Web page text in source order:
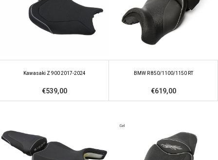
Kawasaki Z 900 2017-2024
€539,00
BMW R 850/1100/1150 RT
€619,00